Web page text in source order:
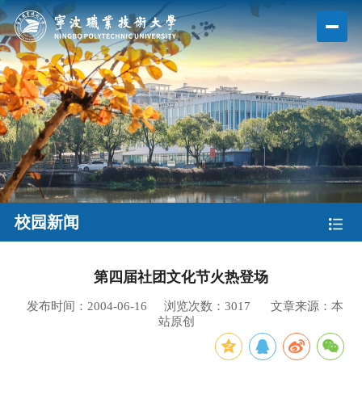
校园新闻
第四届社团文化节火热登场
发布时间：2004-06-16 浏览次数：3017
文章来源：本
站原创